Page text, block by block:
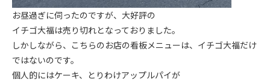
お昼過ぎに伺ったのですが、大好評の
イチゴ大福は売り切れとなっておりました。
しかしながら、こちらのお店の看板メニューは、イチゴ大福だけ
ではないのです。
個人的にはケーキ、とりわけアップルパイが